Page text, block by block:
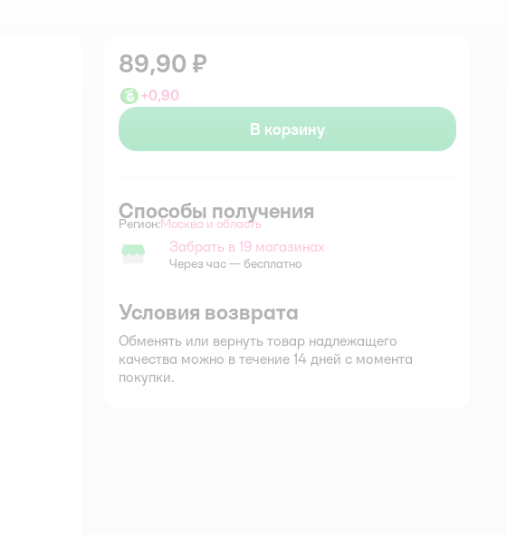
89,90 ₽
+0,90
В корзину
Способы получения
Регион: Выбор адреса доставки.
Москва и область
Забрать в магазине
Забрать в 19 магазинах
Через час — бесплатно
Условия возврата
Обменять или вернуть товар надлежащего
качества можно в течение 14 дней с момента
покупки.